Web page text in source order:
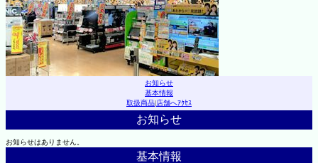
お知らせ
基本情報
取扱商品|店舗へｱｸｾｽ
お知らせ
お知らせはありません。
基本情報